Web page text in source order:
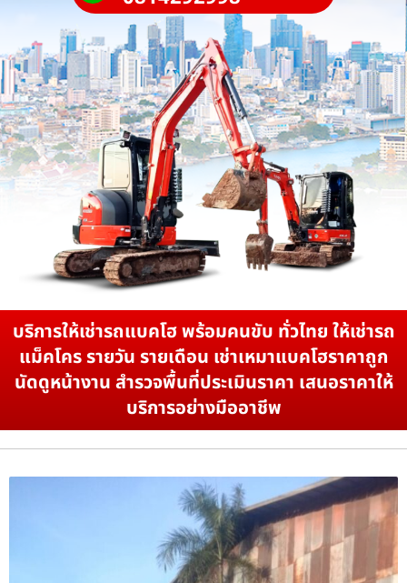
บริการให้เช่ารถแบคโฮ พร้อมคนขับ ทั่วไทย ให้เช่ารถ
แม็คโคร รายวัน รายเดือน เช่าเหมาแบคโฮราคาถูก
นัดดูหน้างาน สำรวจพื้นที่ประเมินราคา เสนอราคาให้
บริการอย่างมืออาชีพ